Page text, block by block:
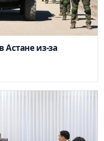
Астане из-за